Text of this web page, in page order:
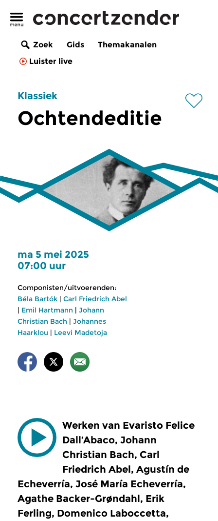
Zoek Gids
Themakanalen
Luister live
Klassiek
Ochtendeditie
ma 5 mei 2025
07:00 uur
Componisten/uitvoerenden:
Béla Bartók | Carl Friedrich Abel
| Emil Hartmann | Johann
Christian Bach | Johannes
Haarklou | Leevi Madetoja
Werken van Evaristo Felice
Dall’Abaco, Johann
Christian Bach, Carl
Friedrich Abel, Agustín de
Echeverría, José María Echeverría,
Agathe Backer-Grøndahl, Erik
Ferling, Domenico Laboccetta,